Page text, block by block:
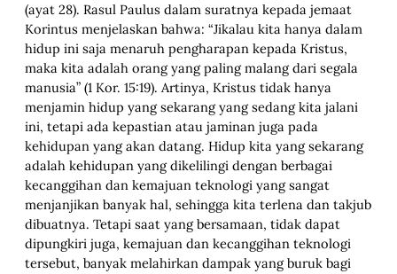
(ayat 28). Rasul Paulus dalam suratnya kepada jemaat
Korintus menjelaskan bahwa: “Jikalau kita hanya dalam
hidup ini saja menaruh pengharapan kepada Kristus,
maka kita adalah orang yang paling malang dari segala
manusia” (1 Kor. 15:19). Artinya, Kristus tidak hanya
menjamin hidup yang sekarang yang sedang kita jalani
ini, tetapi ada kepastian atau jaminan juga pada
kehidupan yang akan datang. Hidup kita yang sekarang
adalah kehidupan yang dikelilingi dengan berbagai
kecanggihan dan kemajuan teknologi yang sangat
menjanjikan banyak hal, sehingga kita terlena dan takjub
dibuatnya. Tetapi saat yang bersamaan, tidak dapat
dipungkiri juga, kemajuan dan kecanggihan teknologi
tersebut, banyak melahirkan dampak yang buruk bagi